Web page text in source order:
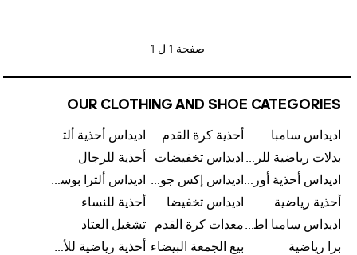
صفحة 1 ل 1
OUR CLOTHING AND SHOE CATEGORIES
اديداس سامبا أحذية كرة القدم للرجال
اديداس أحذية ألترا بوست للرجال
بدلات رياضية للرجال اديداس تخفيضات
أحذية للرجال
اديداس أحذية أورجينالز
اديداس إكس جود بيلينغهام
اديداس ألترا بوست
أحذية رياضية
اديداس تخفيضات للأطفال
أحذية للنساء
اديداس سامبا اطفالمعدات كرة القدم
تشغيل العتاد
برا رياضية
بيع الجمعة البيضاء
أحذية رياضية للأطفال